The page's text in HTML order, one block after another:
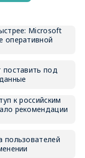
Microsoft
оперативной
под
к российским
рекомендации
пользователей